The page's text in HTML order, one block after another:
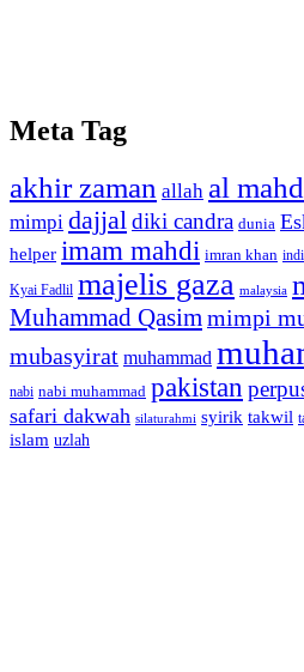
Meta Tag
akhir zaman allah al
mimpi dajjal diki candra dunia
helper imam mahdi imran khan
Kyai Fadlil majelis gaza malaysia
Muhammad Qasim mimpi
mubasyirat muhammad
nabi nabi muhammad pakistan
safari dakwah silaturahmi syirik takwil
islam uzlah